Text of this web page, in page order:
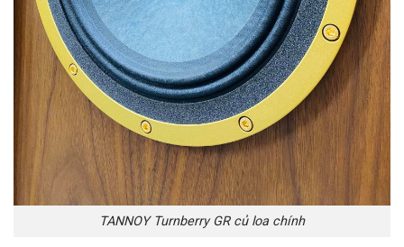
TANNOY Turnberry GR củ loa chính